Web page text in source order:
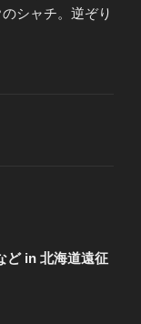
シャチ。逆ぞり
ど in 北海道遠征